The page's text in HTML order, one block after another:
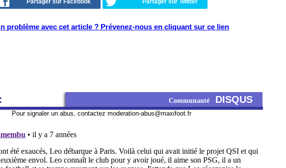
Partager sur Facebook Partager sur Twitter
problème avec cet article ? Prévenez-nous en cliquant sur ce lien
Communauté DISQUS
Pour signaler un abus, contactez moderation-abus@maxifoot.fr